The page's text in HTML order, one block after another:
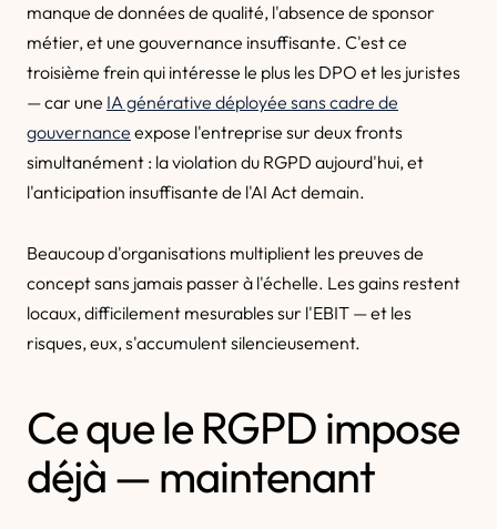
manque de données de qualité, l'absence de sponsor
métier, et une gouvernance insuffisante. C'est ce
troisième frein qui intéresse le plus les DPO et les juristes
— car une IA générative déployée sans cadre de
gouvernance expose l'entreprise sur deux fronts
simultanément : la violation du RGPD aujourd'hui, et
l'anticipation insuffisante de l'AI Act demain.
Beaucoup d'organisations multiplient les preuves de
concept sans jamais passer à l'échelle. Les gains restent
locaux, difficilement mesurables sur l'EBIT — et les
risques, eux, s'accumulent silencieusement.
Ce que le RGPD impose
déjà — maintenant